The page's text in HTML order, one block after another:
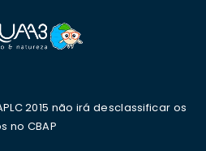
2015 não irá desclassificar os
no CBAP